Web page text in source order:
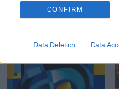
CONFIRM
Data Deletion Data
KAPCSOLÓDÓ